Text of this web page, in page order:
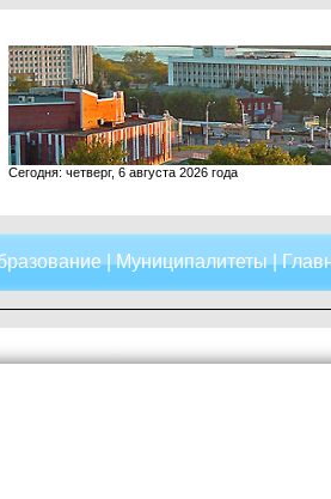
Сегодня: четверг, 6 августа 2026 года
|Муниципалитеты|